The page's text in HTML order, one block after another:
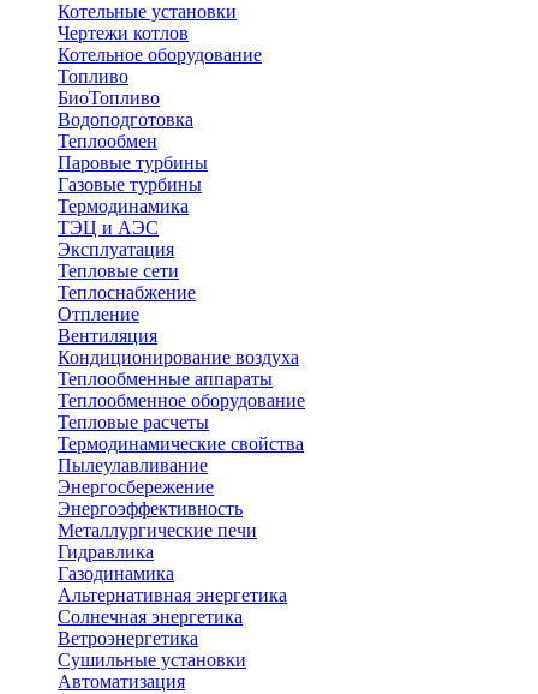
Котельные установки
Чертежи котлов
Котельное оборудование
Топливо
БиоТопливо
Водоподготовка
Теплообмен
Паровые турбины
Газовые турбины
Термодинамика
ТЭЦ и АЭС
Эксплуатация
Тепловые сети
Теплоснабжение
Отпление
Вентиляция
Кондиционирование воздуха
Теплообменные аппараты
Теплообменное оборудование
Тепловые расчеты
Термодинамические свойства
Пылеулавливание
Энергосбережение
Энергоэффективность
Металлургические печи
Гидравлика
Газодинамика
Альтернативная энергетика
Солнечная энергетика
Ветроэнергетика
Сушильные установки
Автоматизация